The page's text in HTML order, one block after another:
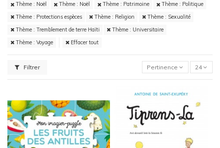
Thème : Noël
Thème : Noël Thème : Patrimoine
Thème : Politique
Thème : Protections espèces
Thème : Religion
Thème : Sexualité
Thème : Tremblement de terre Haïti
Thème : Universitaire
Thème : Voyage
Effacer tout
Filtrer Pertinence 24